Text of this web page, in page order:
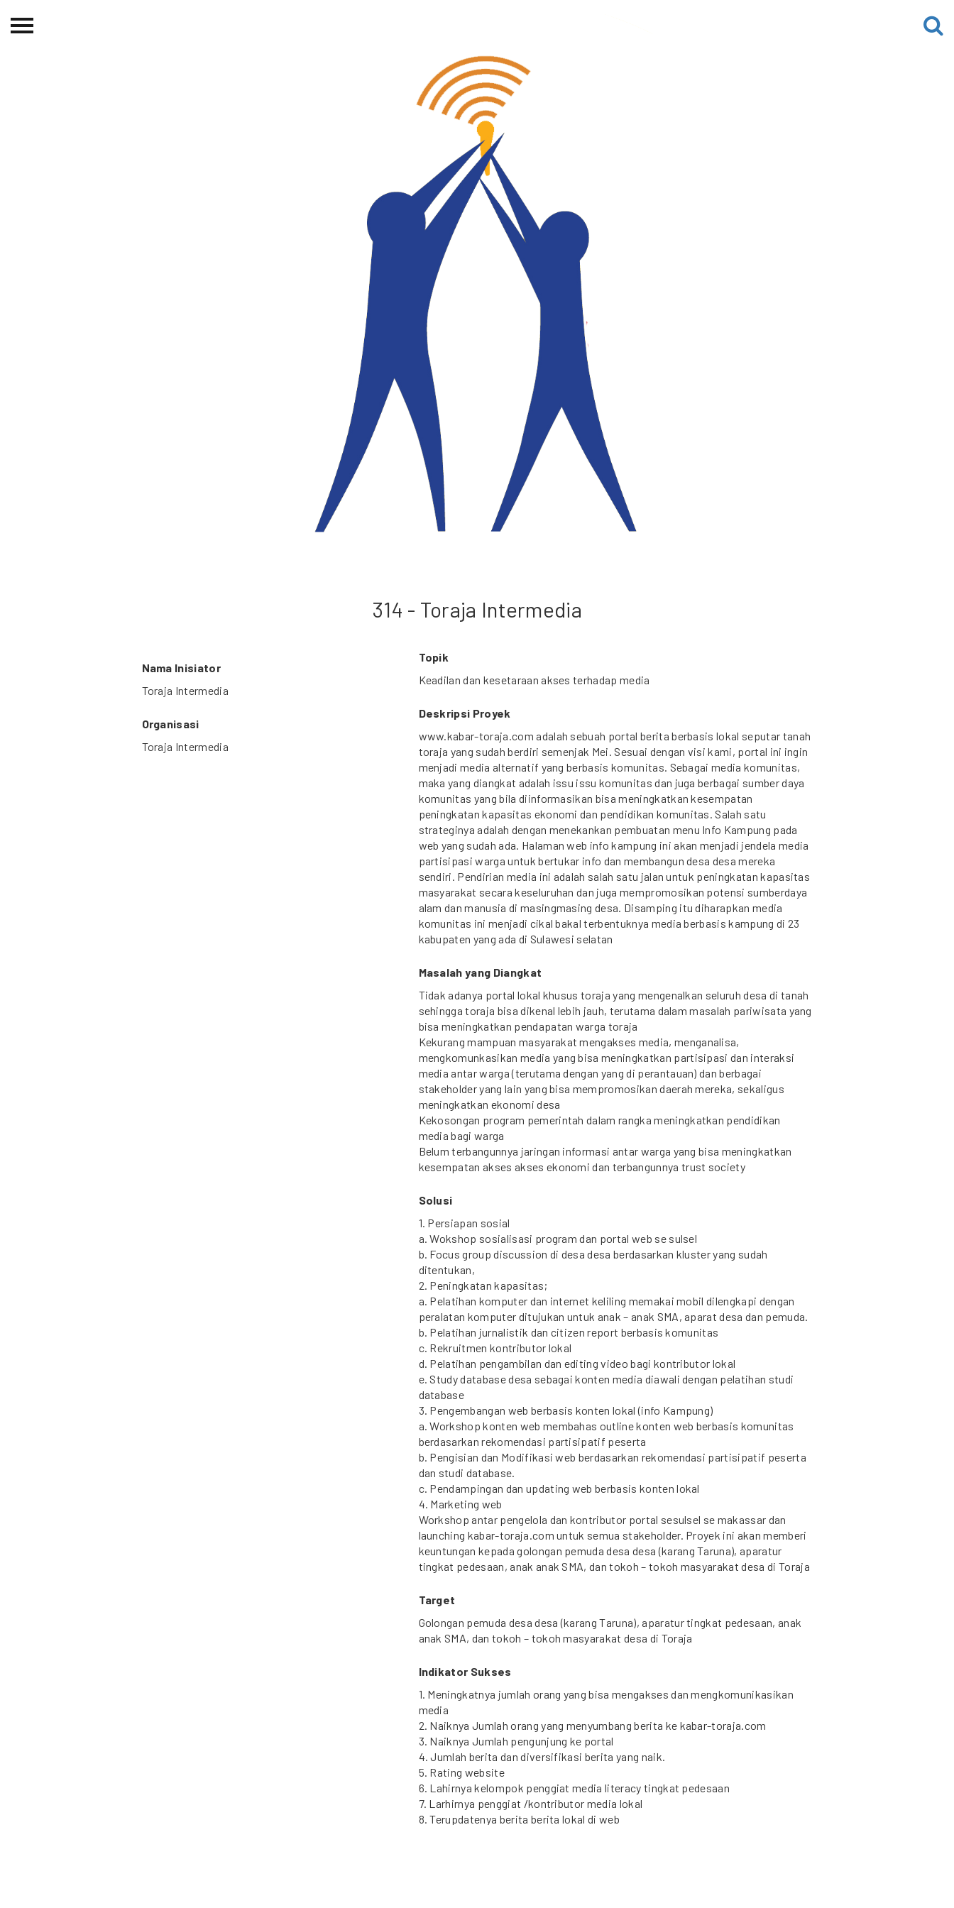
Beranda
314 - Toraja Intermedia
Nama Inisiator
Toraja Intermedia
Organisasi
Toraja Intermedia
Topik
Keadilan dan kesetaraan akses terhadap media
Deskripsi Proyek
www.kabar-toraja.com adalah sebuah portal berita berbasis lokal seputar tanah
toraja yang sudah berdiri semenjak Mei. Sesuai dengan visi kami, portal ini ingin
menjadi media alternatif yang berbasis komunitas. Sebagai media komunitas,
maka yang diangkat adalah issu issu komunitas dan juga berbagai sumber daya
komunitas yang bila diinformasikan bisa meningkatkan kesempatan
peningkatan kapasitas ekonomi dan pendidikan komunitas. Salah satu
strateginya adalah dengan menekankan pembuatan menu Info Kampung pada
web yang sudah ada. Halaman web info kampung ini akan menjadi jendela media
partisipasi warga untuk bertukar info dan membangun desa desa mereka
sendiri. Pendirian media ini adalah salah satu jalan untuk peningkatan kapasitas
masyarakat secara keseluruhan dan juga mempromosikan potensi sumberdaya
alam dan manusia di masingmasing desa. Disamping itu diharapkan media
komunitas ini menjadi cikal bakal terbentuknya media berbasis kampung di 23
kabupaten yang ada di Sulawesi selatan
Masalah yang Diangkat
Tidak adanya portal lokal khusus toraja yang mengenalkan seluruh desa di tanah
sehingga toraja bisa dikenal lebih jauh, terutama dalam masalah pariwisata yang
bisa meningkatkan pendapatan warga toraja
Kekurang mampuan masyarakat mengakses media, menganalisa,
mengkomunkasikan media yang bisa meningkatkan partisipasi dan interaksi
media antar warga (terutama dengan yang di perantauan) dan berbagai
stakeholder yang lain yang bisa mempromosikan daerah mereka, sekaligus
meningkatkan ekonomi desa
Kekosongan program pemerintah dalam rangka meningkatkan pendidikan
media bagi warga
Belum terbangunnya jaringan informasi antar warga yang bisa meningkatkan
kesempatan akses akses ekonomi dan terbangunnya trust society
Solusi
1. Persiapan sosial
a. Wokshop sosialisasi program dan portal web se sulsel
b. Focus group discussion di desa desa berdasarkan kluster yang sudah
ditentukan,
2. Peningkatan kapasitas;
a. Pelatihan komputer dan internet keliling memakai mobil dilengkapi dengan
peralatan komputer ditujukan untuk anak – anak SMA, aparat desa dan pemuda.
b. Pelatihan jurnalistik dan citizen report berbasis komunitas
c. Rekruitmen kontributor lokal
d. Pelatihan pengambilan dan editing video bagi kontributor lokal
e. Study database desa sebagai konten media diawali dengan pelatihan studi
database
3. Pengembangan web berbasis konten lokal (info Kampung)
a. Workshop konten web membahas outline konten web berbasis komunitas
berdasarkan rekomendasi partisipatif peserta
b. Pengisian dan Modifikasi web berdasarkan rekomendasi partisipatif peserta
dan studi database.
c. Pendampingan dan updating web berbasis konten lokal
4. Marketing web
Workshop antar pengelola dan kontributor portal sesulsel se makassar dan
launching kabar-toraja.com untuk semua stakeholder. Proyek ini akan memberi
keuntungan kepada golongan pemuda desa desa (karang Taruna), aparatur
tingkat pedesaan, anak anak SMA, dan tokoh – tokoh masyarakat desa di Toraja
Target
Golongan pemuda desa desa (karang Taruna), aparatur tingkat pedesaan, anak
anak SMA, dan tokoh – tokoh masyarakat desa di Toraja
Indikator Sukses
1. Meningkatnya jumlah orang yang bisa mengakses dan mengkomunikasikan
media
2. Naiknya Jumlah orang yang menyumbang berita ke kabar-toraja.com
3. Naiknya Jumlah pengunjung ke portal
4. Jumlah berita dan diversifikasi berita yang naik.
5. Rating website
6. Lahirnya kelompok penggiat media literacy tingkat pedesaan
7. Larhirnya penggiat /kontributor media lokal
8. Terupdatenya berita berita lokal di web